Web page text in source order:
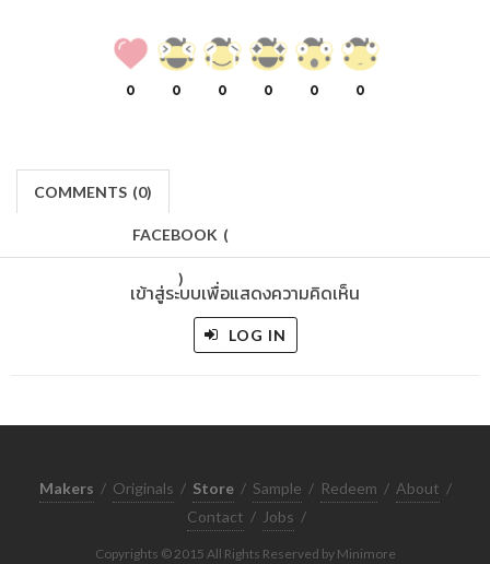
0 0 0 0 0 0
COMMENTS (0)
FACEBOOK (
)
เข้าสู่ระบบเพื่อแสดงความคิดเห็น
LOG IN
Makers / Originals / Store / Sample / Redeem / About /
Contact / Jobs /
Copyrights © 2015 All Rights Reserved by Minimore